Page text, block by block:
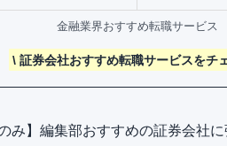
金融業界おすすめ転職サービス
\ 証券会社おすすめ転職サービスをチ
のみ】編集部おすすめの証券会社